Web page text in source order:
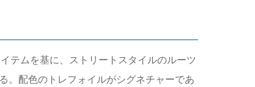
テムを基に、ストリートスタイルのルーツ
。配色のトレフォイルがシグネチャーであ